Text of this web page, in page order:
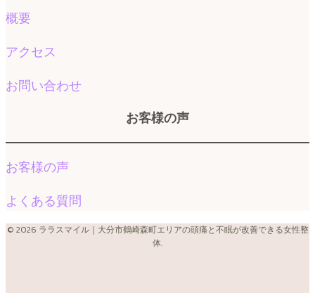
概要
アクセス
お問い合わせ
お客様の声
お客様の声
よくある質問
© 2026 ララスマイル｜大分市鶴崎森町エリアの頭痛と不眠が改善できる女性整
体.